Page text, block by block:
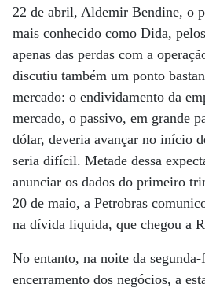
22 de abril, Aldemir Bendine, o
mais conhecido como Dida,
apenas das perdas com a
discutiu também um ponto
mercado: o endividamento da
mercado, o passivo, em grande
dólar, deveria avançar no início
seria difícil. Metade dessa
anunciar os dados do primeiro
20 de maio, a Petrobras
na dívida liquida, que chegou a
No entanto, na noite da
encerramento dos negócios, a